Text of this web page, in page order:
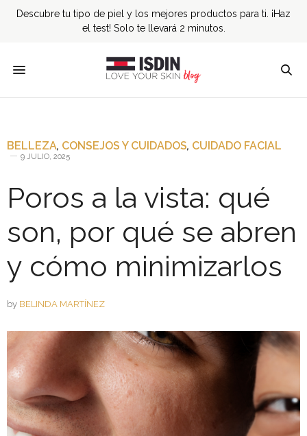
Descubre tu tipo de piel y los mejores productos para ti. ¡Haz
el test! Solo te llevará 2 minutos.
BELLEZA, CONSEJOS Y CUIDADOS, CUIDADO FACIAL
9 JULIO, 2025
Poros a la vista: qué
son, por qué se abren
y cómo minimizarlos
by BELINDA MARTÍNEZ